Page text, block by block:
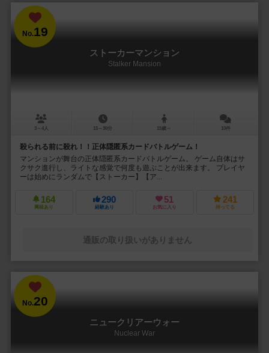
No.19
ストーカーマンション
Stalker Mansion
3～4人 15～30分 15歳～ 10件
殺られる前に殺れ！！正体隠匿系カードバトルゲーム！
マンションが舞台の正体隠匿系カードバトルゲーム。 ゲーム自体はサ
クサク進行し、ライトな感覚で何度も遊ぶことが出来ます。 プレイヤ
ーは始めにランダムで【ストーカー】【ア...
164
興味あり
290
経験あり
51
お気に入り
241
持ってる
通販の取り扱いがありません
No.20
ニュークリアーウォー
Nuclear War